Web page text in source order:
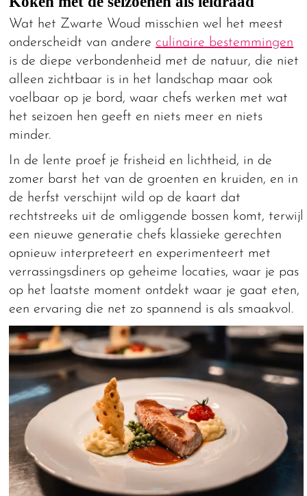
Wat het Zwarte Woud misschien wel het meest
onderscheidt van andere culinaire bestemmingen
is de diepe verbondenheid met de natuur, die niet
alleen zichtbaar is in het landschap maar ook
voelbaar op je bord, waar chefs werken met wat
het seizoen hen geeft en niets meer en niets
minder.
In de lente proef je frisheid en lichtheid, in de
zomer barst het van de groenten en kruiden, en in
de herfst verschijnt wild op de kaart dat
rechtstreeks uit de omliggende bossen komt, terwijl
een nieuwe generatie chefs klassieke gerechten
opnieuw interpreteert en experimenteert met
verrassingsdiners op geheime locaties, waar je pas
op het laatste moment ontdekt waar je gaat eten,
een ervaring die net zo spannend is als smaakvol.